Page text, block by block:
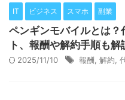
IT ビジネス スマホ 副業
ペンギンモバイルとは？
ト、報酬や解約手順も解
2025/11/10 報酬, 解約,